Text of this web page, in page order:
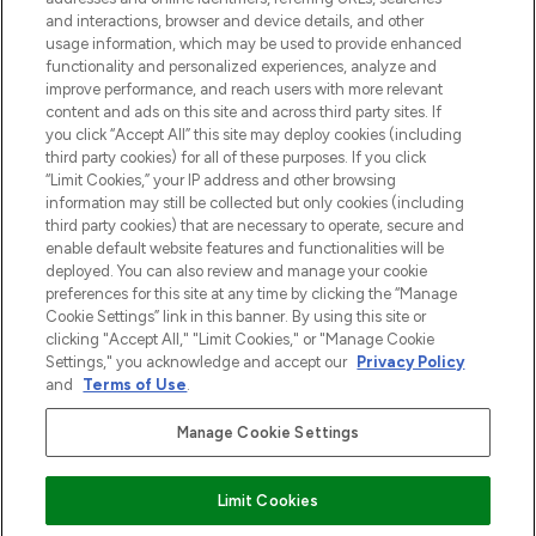
Cookie-toestemming
Do Not Sell or Share My Personal
Information
HELP & INFORMATIE
BEDRIJFSINFORMATIE
OVER LOOKFANTASTIC
Betaal veilig met
and interactions, browser and device details, and other
usage information, which may be used to provide enhanced
functionality and personalized experiences, analyze and
improve performance, and reach users with more relevant
content and ads on this site and across third party sites. If
you click “Accept All” this site may deploy cookies (including
third party cookies) for all of these purposes. If you click
“Limit Cookies,” your IP address and other browsing
information may still be collected but only cookies (including
third party cookies) that are necessary to operate, secure and
enable default website features and functionalities will be
deployed. You can also review and manage your cookie
preferences for this site at any time by clicking the “Manage
Cookie Settings” link in this banner. By using this site or
clicking "Accept All," "Limit Cookies," or "Manage Cookie
Settings," you acknowledge and accept our Privacy Policy
and
Terms of Use.
Manage Cookie Settings
Limit Cookies